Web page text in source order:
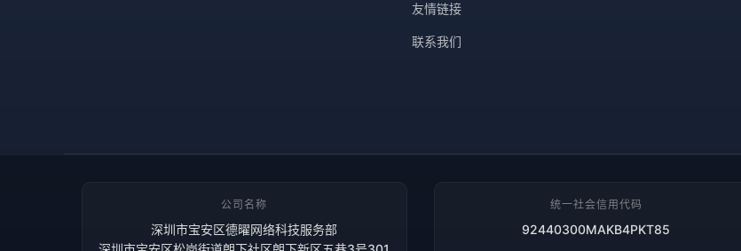
友情链接
联系我们
公司名称
深圳市宝安区德曜网络科技服务部
统一社会信用代码
92440300MAKB4PKT85